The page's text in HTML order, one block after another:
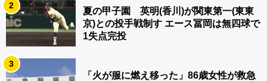
2
夏の甲子園 英明(香川)が関東第一(東東
京)との投手戦制す エース冨岡は無四球で
1失点完投
3
「火が服に燃え移った」86歳女性が救急